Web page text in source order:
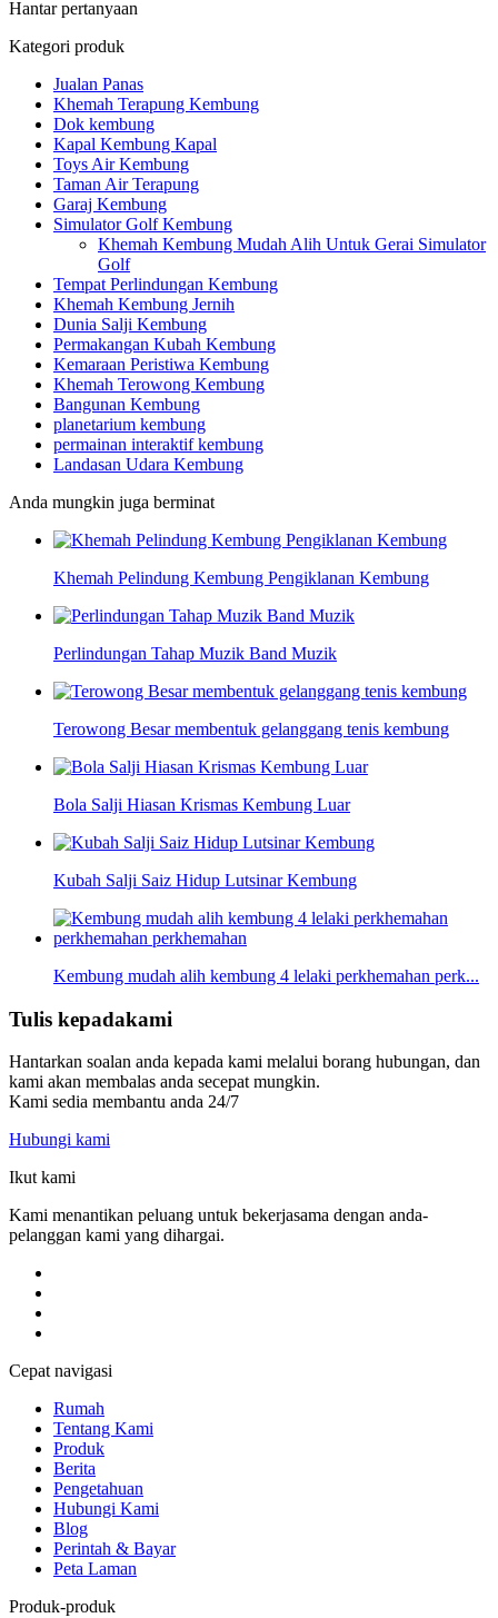
Hantar pertanyaan
Kategori produk
Jualan Panas
Khemah Terapung Kembung
Dok kembung
Kapal Kembung Kapal
Toys Air Kembung
Taman Air Terapung
Garaj Kembung
Simulator Golf Kembung
Khemah Kembung Mudah Alih Untuk Gerai Simulator
Golf
Tempat Perlindungan Kembung
Khemah Kembung Jernih
Dunia Salji Kembung
Permakangan Kubah Kembung
Kemaraan Peristiwa Kembung
Khemah Terowong Kembung
Bangunan Kembung
planetarium kembung
permainan interaktif kembung
Landasan Udara Kembung
Anda mungkin juga berminat
Khemah Pelindung Kembung Pengiklanan Kembung
Perlindungan Tahap Muzik Band Muzik
Terowong Besar membentuk gelanggang tenis kembung
Bola Salji Hiasan Krismas Kembung Luar
Kubah Salji Saiz Hidup Lutsinar Kembung
Kembung mudah alih kembung 4 lelaki perkhemahan perk...
Tulis kepadakami
Hantarkan soalan anda kepada kami melalui borang hubungan, dan
kami akan membalas anda secepat mungkin.
Kami sedia membantu anda 24/7
Hubungi kami
Ikut kami
Kami menantikan peluang untuk bekerjasama dengan anda-
pelanggan kami yang dihargai.
Cepat navigasi
Rumah
Tentang Kami
Produk
Berita
Pengetahuan
Hubungi Kami
Blog
Perintah & Bayar
Peta Laman
Produk-produk